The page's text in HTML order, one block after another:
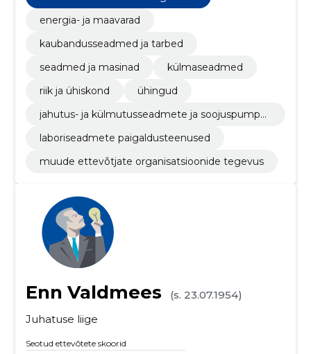
energia- ja maavarad
kaubandusseadmed ja tarbed
seadmed ja masinad
külmaseadmed
riik ja ühiskond
ühingud
jahutus- ja külmutusseadmete ja soojuspumpa
laboriseadmete paigaldusteenused
muude ettevõtjate organisatsioonide tegevus
Enn Valdmees
(s. 23.07.1954)
Juhatuse liige
Seotud ettevõtete skoorid